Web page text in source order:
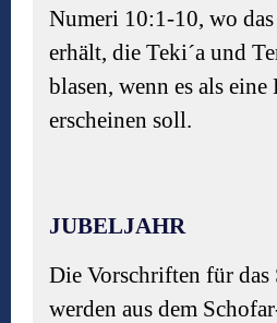
Numeri 10:1-10, wo
erhält, die Teki´a und
blasen, wenn es als
erscheinen soll.
JUBELJAHR
Die Vorschriften für das
werden aus dem